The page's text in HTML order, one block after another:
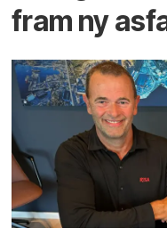
fram ny